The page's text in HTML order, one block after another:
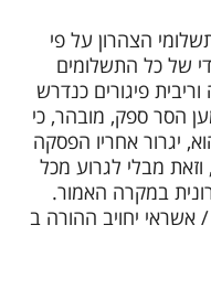
הצהרון על פי
של כל התשלומים
פיגורים כנדרש
הסר ספק, מובהר, כי
יגרור אחריו הפסקה
מבלי לגרוע מכל
במקרה האמור.
אשראי יחויב ההורה ב